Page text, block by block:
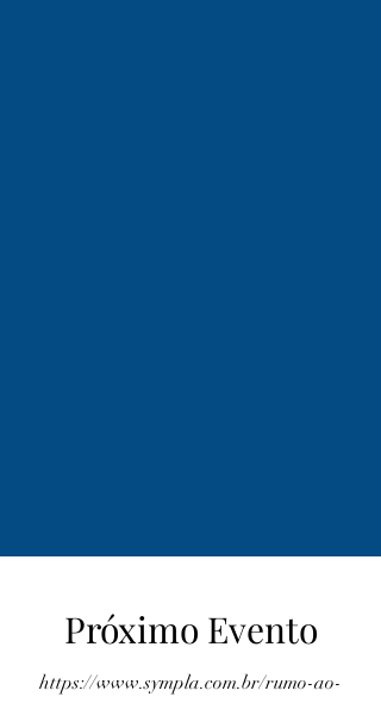
Próximo Evento
https://www.sympla.com.br/rumo-ao-